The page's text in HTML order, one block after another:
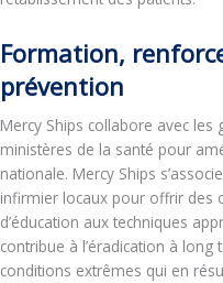
Formation,
prévention
Mercy Ships collabore avec
ministères de la santé pour
nationale. Mercy Ships
infirmier locaux pour offrir des
d’éducation aux techniques
contribue à l’éradication à
conditions extrêmes qui en